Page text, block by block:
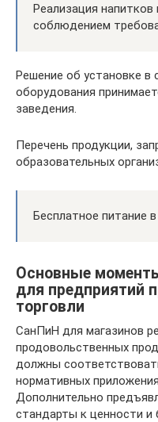
Реализация напитков
соблюдением
Решение об установке в
оборудования
заведения.
Перечень продукции,
образовательных
Бесплатное питание
Основные
для предприятий
торговли
СанПиН для магазинов
продовольственных
должны
нормативных
Дополнительно
стандарты к ценности